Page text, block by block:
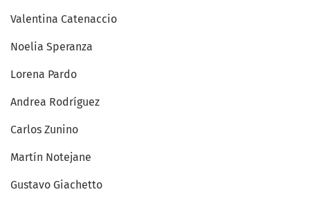
Valentina Catenaccio
Noelia Speranza
Lorena Pardo
Andrea Rodríguez
Carlos Zunino
Martín Notejane
Gustavo Giachetto